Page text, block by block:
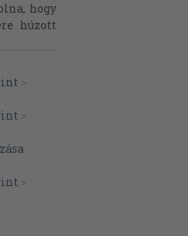
hogy
húzott
>
>
>